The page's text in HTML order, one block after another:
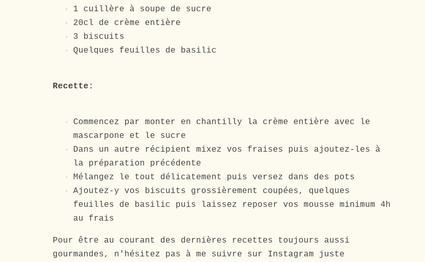
1 cuillère à soupe de sucre
20cl de crème entière
3 biscuits
Quelques feuilles de basilic
Recette:
Commencez par monter en chantilly la crème entière avec le
mascarpone et le sucre
Dans un autre récipient mixez vos fraises puis ajoutez-les à
la préparation précédente
Mélangez le tout délicatement puis versez dans des pots
Ajoutez-y vos biscuits grossièrement coupées, quelques
feuilles de basilic puis laissez reposer vos mousse minimum 4h
au frais
Pour être au courant des dernières recettes toujours aussi
gourmandes, n'hésitez pas à me suivre sur Instagram juste